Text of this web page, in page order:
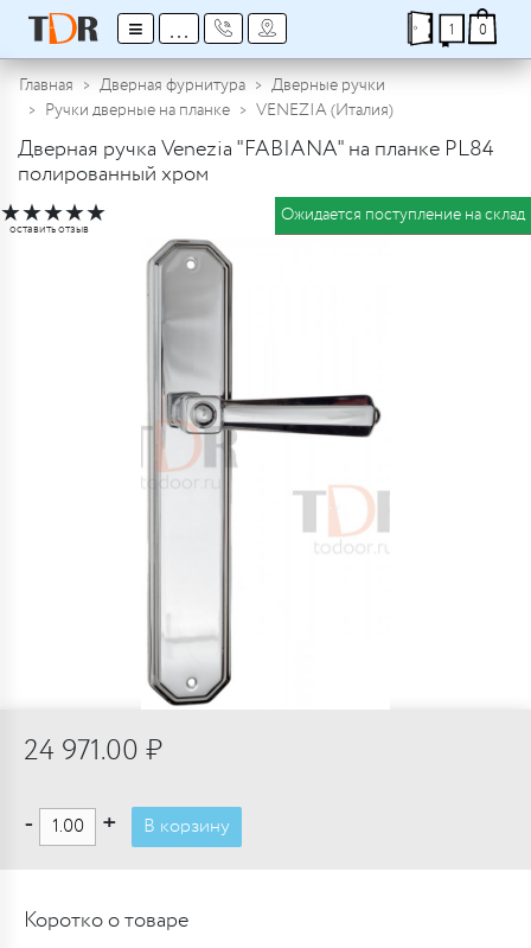
≡ ... 1 0
Главная Дверная фурнитура
Дверные ручки
Ручки дверные на планке
VENEZIA (Италия)
Дверная ручка Venezia "FABIANA" на планке PL84
полированный хром
★★★★★
оставить отзыв
Ожидается поступление на склад
24 971.00 ₽
- + В корзину
Коротко о товаре